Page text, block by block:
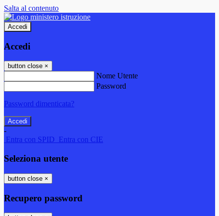
Salta al contenuto
Accedi
Accedi
button close ×
Nome Utente
Password
Password dimenticata?
-
Entra con SPID Entra con CIE
Seleziona utente
button close ×
Recupero password